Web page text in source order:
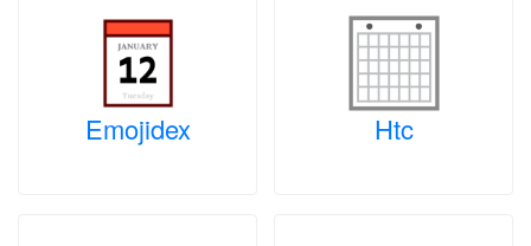
Emojidex Htc